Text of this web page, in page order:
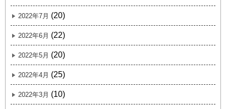
2022年7月 (20)
2022年6月 (22)
2022年5月 (20)
2022年4月 (25)
2022年3月 (10)